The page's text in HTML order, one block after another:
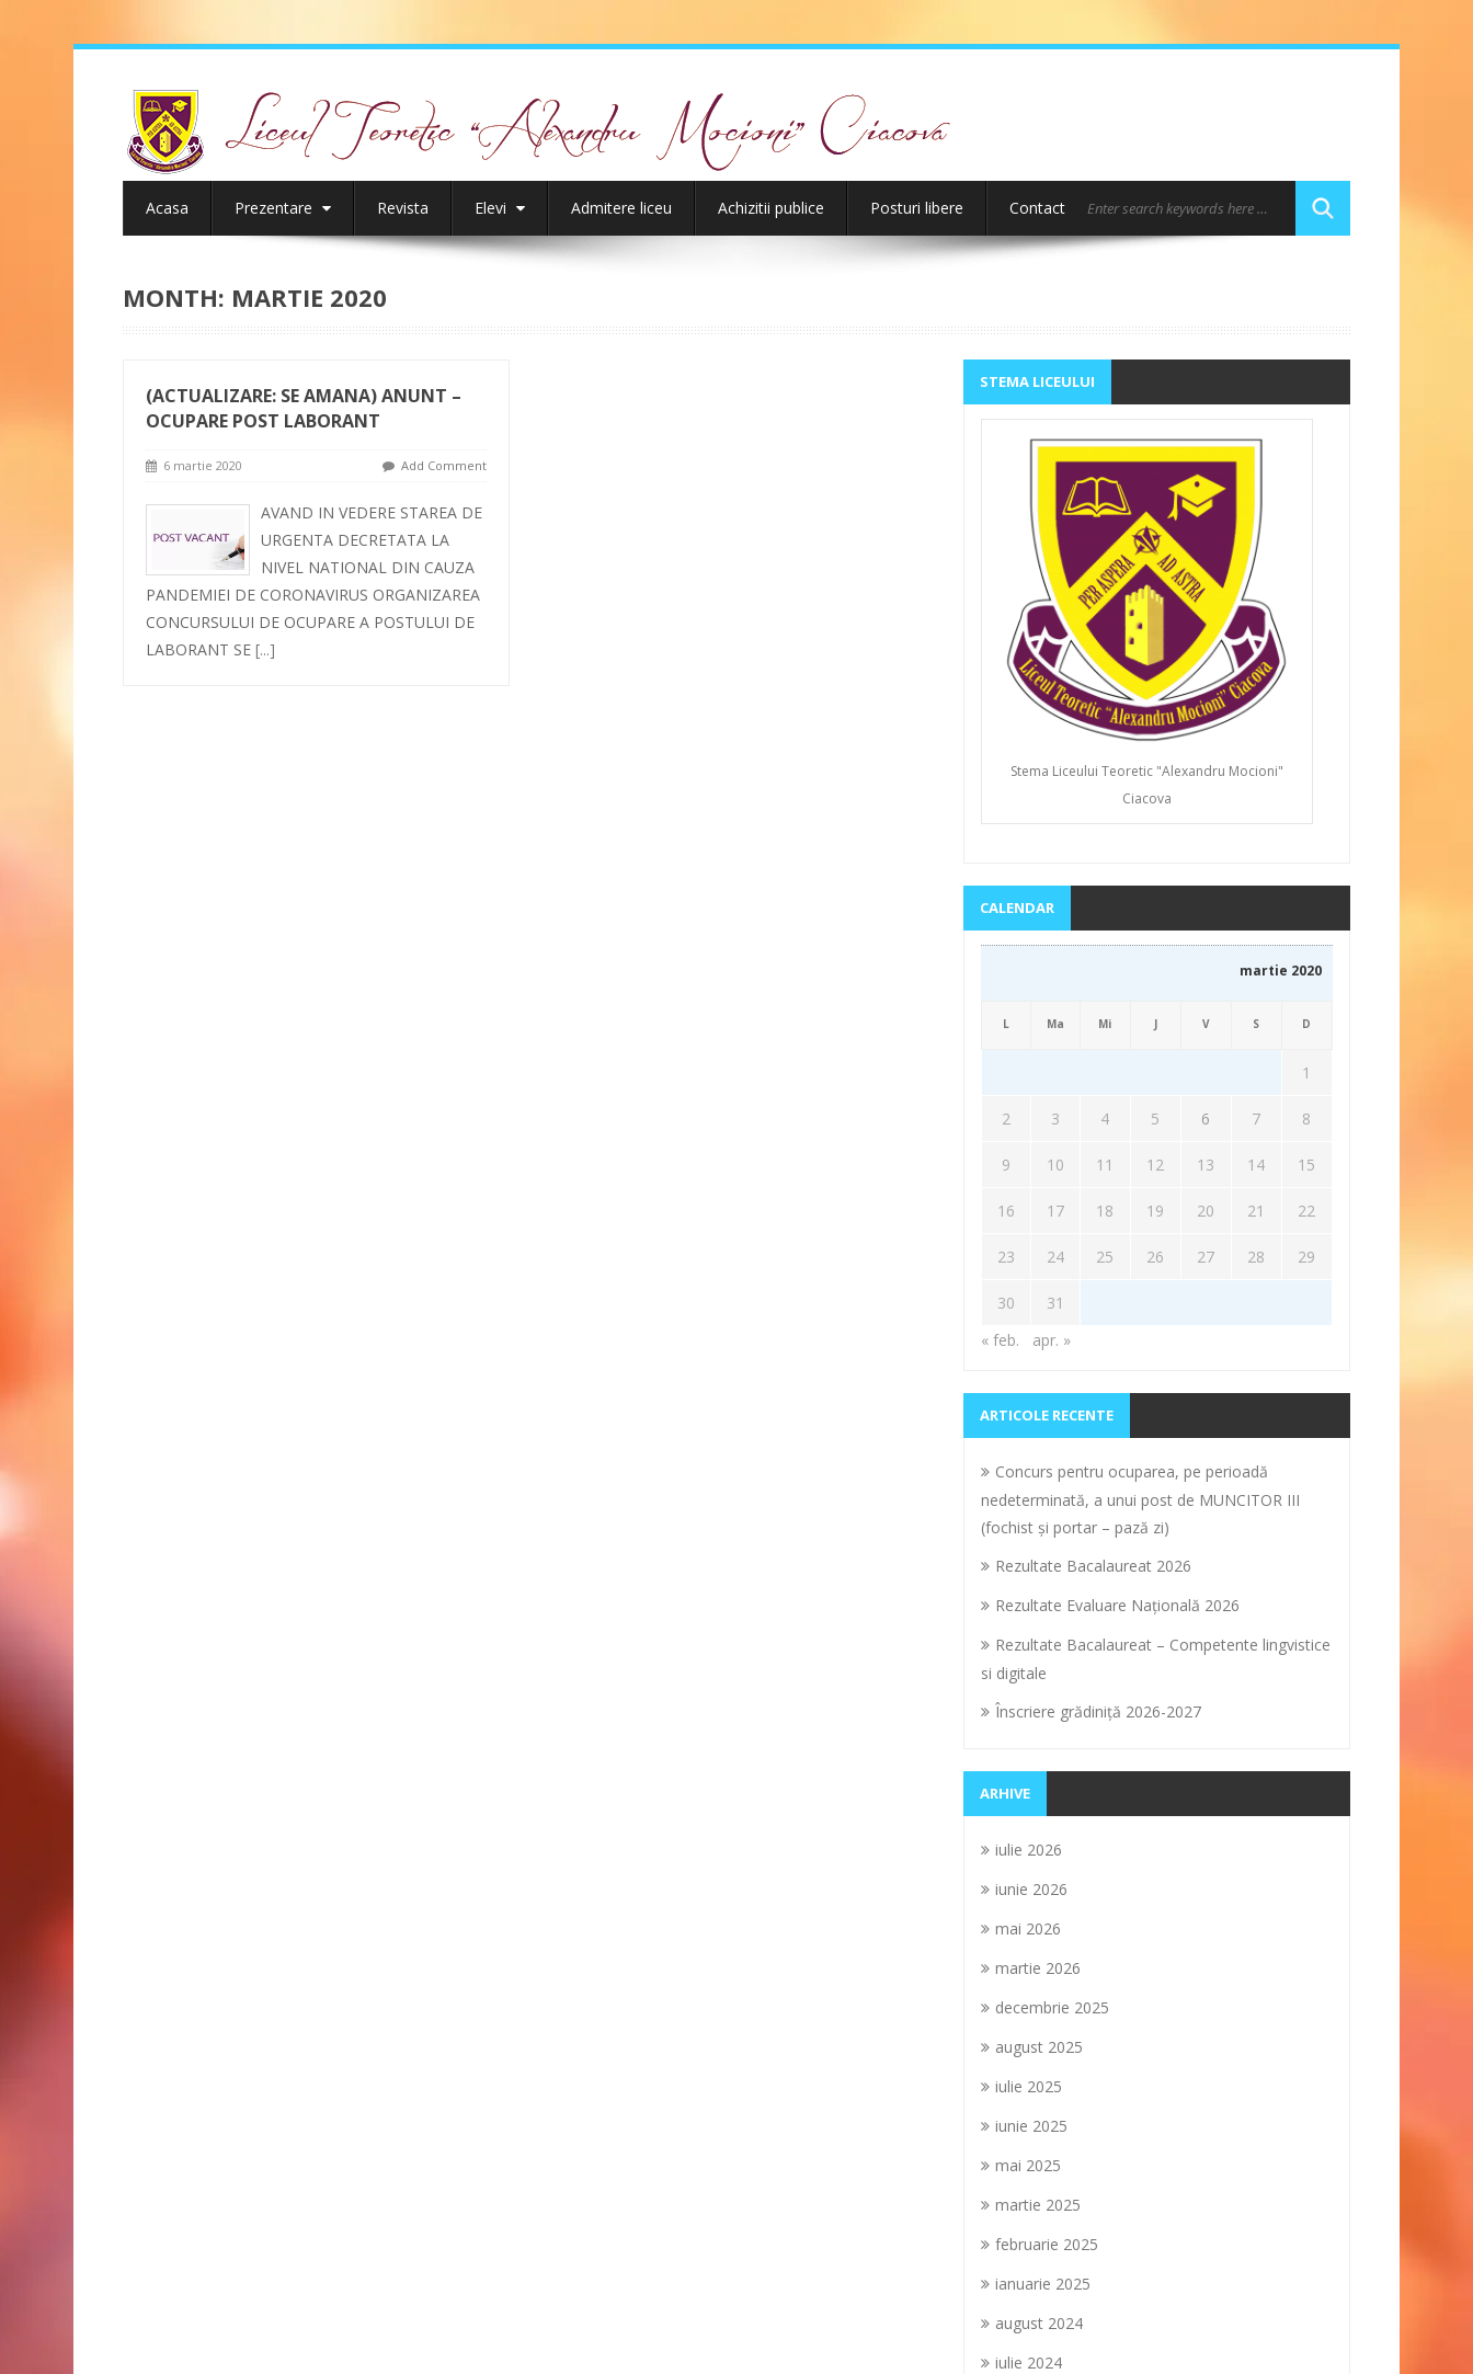
Acasa Prezentare Revista Elevi Admitere liceu Achizitii publice Posturi libere Contact
MONTH: MARTIE 2020
(ACTUALIZARE: SE AMANA) ANUNT –
OCUPARE POST LABORANT
6 martie 2020 Add Comment
AVAND IN VEDERE STAREA DE
URGENTA DECRETATA LA
NIVEL NATIONAL DIN CAUZA
PANDEMIEI DE CORONAVIRUS ORGANIZAREA
CONCURSULUI DE OCUPARE A POSTULUI DE
LABORANT SE[...]
STEMA LICEULUI
Stema Liceului Teoretic "Alexandru Mocioni"
Ciacova
CALENDAR
martie 2020
L Ma Mi J V S D
1
2 3 4 5 6 7 8
9 10 11 12 13 14 15
16 17 18 19 20 21 22
23 24 25 26 27 28 29
30
31
« feb.
apr. »
ARTICOLE RECENTE
Concurs pentru ocuparea, pe perioadă
nedeterminată, a unui post de MUNCITOR III
(fochist și portar – pază zi)
Rezultate Bacalaureat 2026
Rezultate Evaluare Naţională 2026
Rezultate Bacalaureat – Competente lingvistice
si digitale
Înscriere grădiniţă 2026-2027
ARHIVE
iulie 2026
iunie 2026
mai 2026
martie 2026
decembrie 2025
august 2025
iulie 2025
iunie 2025
mai 2025
martie 2025
februarie 2025
ianuarie 2025
august 2024
iulie 2024